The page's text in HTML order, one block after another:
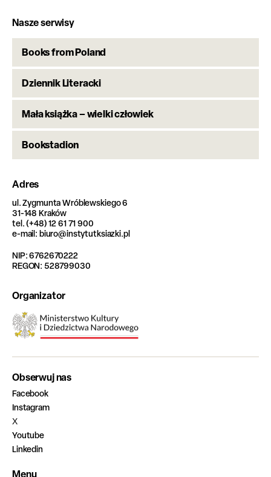
Nasze serwisy
Books from Poland
Dziennik Literacki
Mała książka – wielki człowiek
Bookstadion
Adres
ul. Zygmunta Wróblewskiego 6
31-148 Kraków
tel. (+48) 12 61 71 900
e-mail: biuro@instytutksiazki.pl
NIP: 6762670222
REGON: 528799030
Organizator
Obserwuj nas
Facebook
Instagram
X
Youtube
Linkedin
Menu